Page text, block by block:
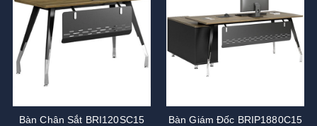
Bàn Chân Sắt BRI120SC15 Bàn Giám Đốc BRIP1880C15